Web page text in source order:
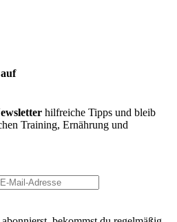
hilfreiche Tipps und bleib
Training, Ernährung und